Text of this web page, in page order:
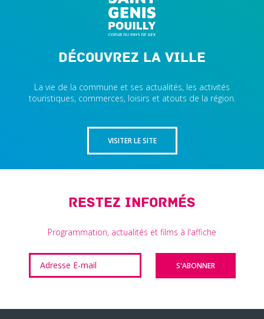
Découvrez la ville
La vie de la commune et ses actualités, les activités
touristiques, commerces, loisirs et atouts de la région.
VISITER LE SITE
Restez informés
Programmation, actualités et films à l'affiche